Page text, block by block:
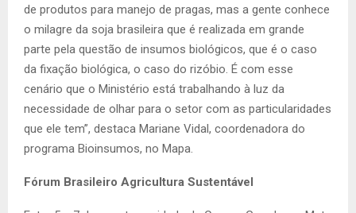
de produtos para manejo de pragas, mas a gente conhece
o milagre da soja brasileira que é realizada em grande
parte pela questão de insumos biológicos, que é o caso
da fixação biológica, o caso do rizóbio. É com esse
cenário que o Ministério está trabalhando à luz da
necessidade de olhar para o setor com as particularidades
que ele tem”, destaca Mariane Vidal, coordenadora do
programa Bioinsumos, no Mapa.
Fórum Brasileiro Agricultura Sustentável